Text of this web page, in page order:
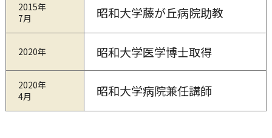
2015年
7月
昭和大学藤が丘病院助教
2020年 昭和大学医学博士取得
2020年
4月
昭和大学病院兼任講師